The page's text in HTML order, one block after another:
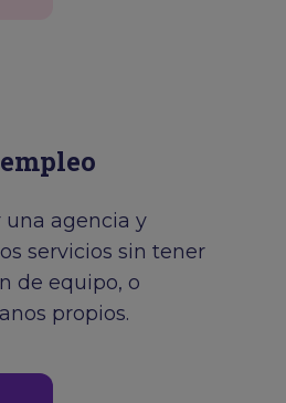
agencia y
servicios sin tener
de equipo, o
propios.